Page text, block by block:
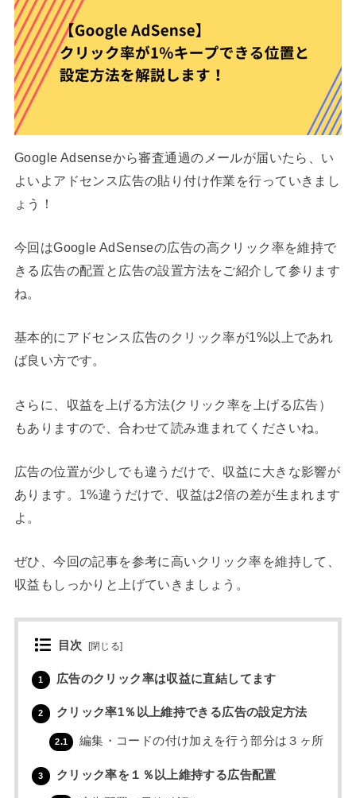
Google Adsenseから審査通過のメールが届いたら、い
よいよアドセンス広告の貼り付け作業を行っていきまし
ょう！
今回はGoogle AdSenseの広告の高クリック率を維持で
きる広告の配置と広告の設置方法をご紹介して参ります
ね。
基本的にアドセンス広告のクリック率が1%以上であれ
ば良い方です。
さらに、収益を上げる方法(クリック率を上げる広告）
もありますので、合わせて読み進まれてくださいね。
広告の位置が少しでも違うだけで、収益に大きな影響が
あります。1%違うだけで、収益は2倍の差が生まれます
よ。
ぜひ、今回の記事を参考に高いクリック率を維持して、
収益もしっかりと上げていきましょう。
目次 [閉じる]
1 広告のクリック率は収益に直結してます
2 クリック率1％以上維持できる広告の設定方法
2.1 編集・コードの付け加えを行う部分は３ヶ所
3 クリック率を１％以上維持する広告配置